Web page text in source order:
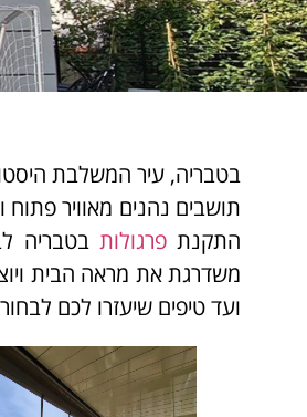
בטבריה, עיר המשלבת
תושבים נהנים מאוויר
התקנתפרגולות בטבריה
משדרגת את מראה הבית
ועד טיפים שיעזרו לכם